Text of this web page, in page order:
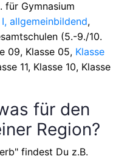
für Gymnasium
allgemeinbildend,
(5.-9./10.
09, Klasse 05, Klasse
11, Klasse 10, Klasse
für den
Region?
findest Du z.B.